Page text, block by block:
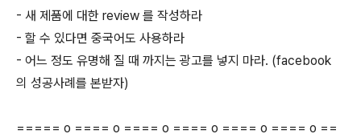
- 새 제품에 대한 review 를 작성하라
- 할 수 있다면 중국어도 사용하라
- 어느 정도 유명해 질 때 까지는 광고를 넣지 마라. (facebook
의 성공사례를 본받자)
===== o ==== o ==== o ==== o ==== o ==== o ==